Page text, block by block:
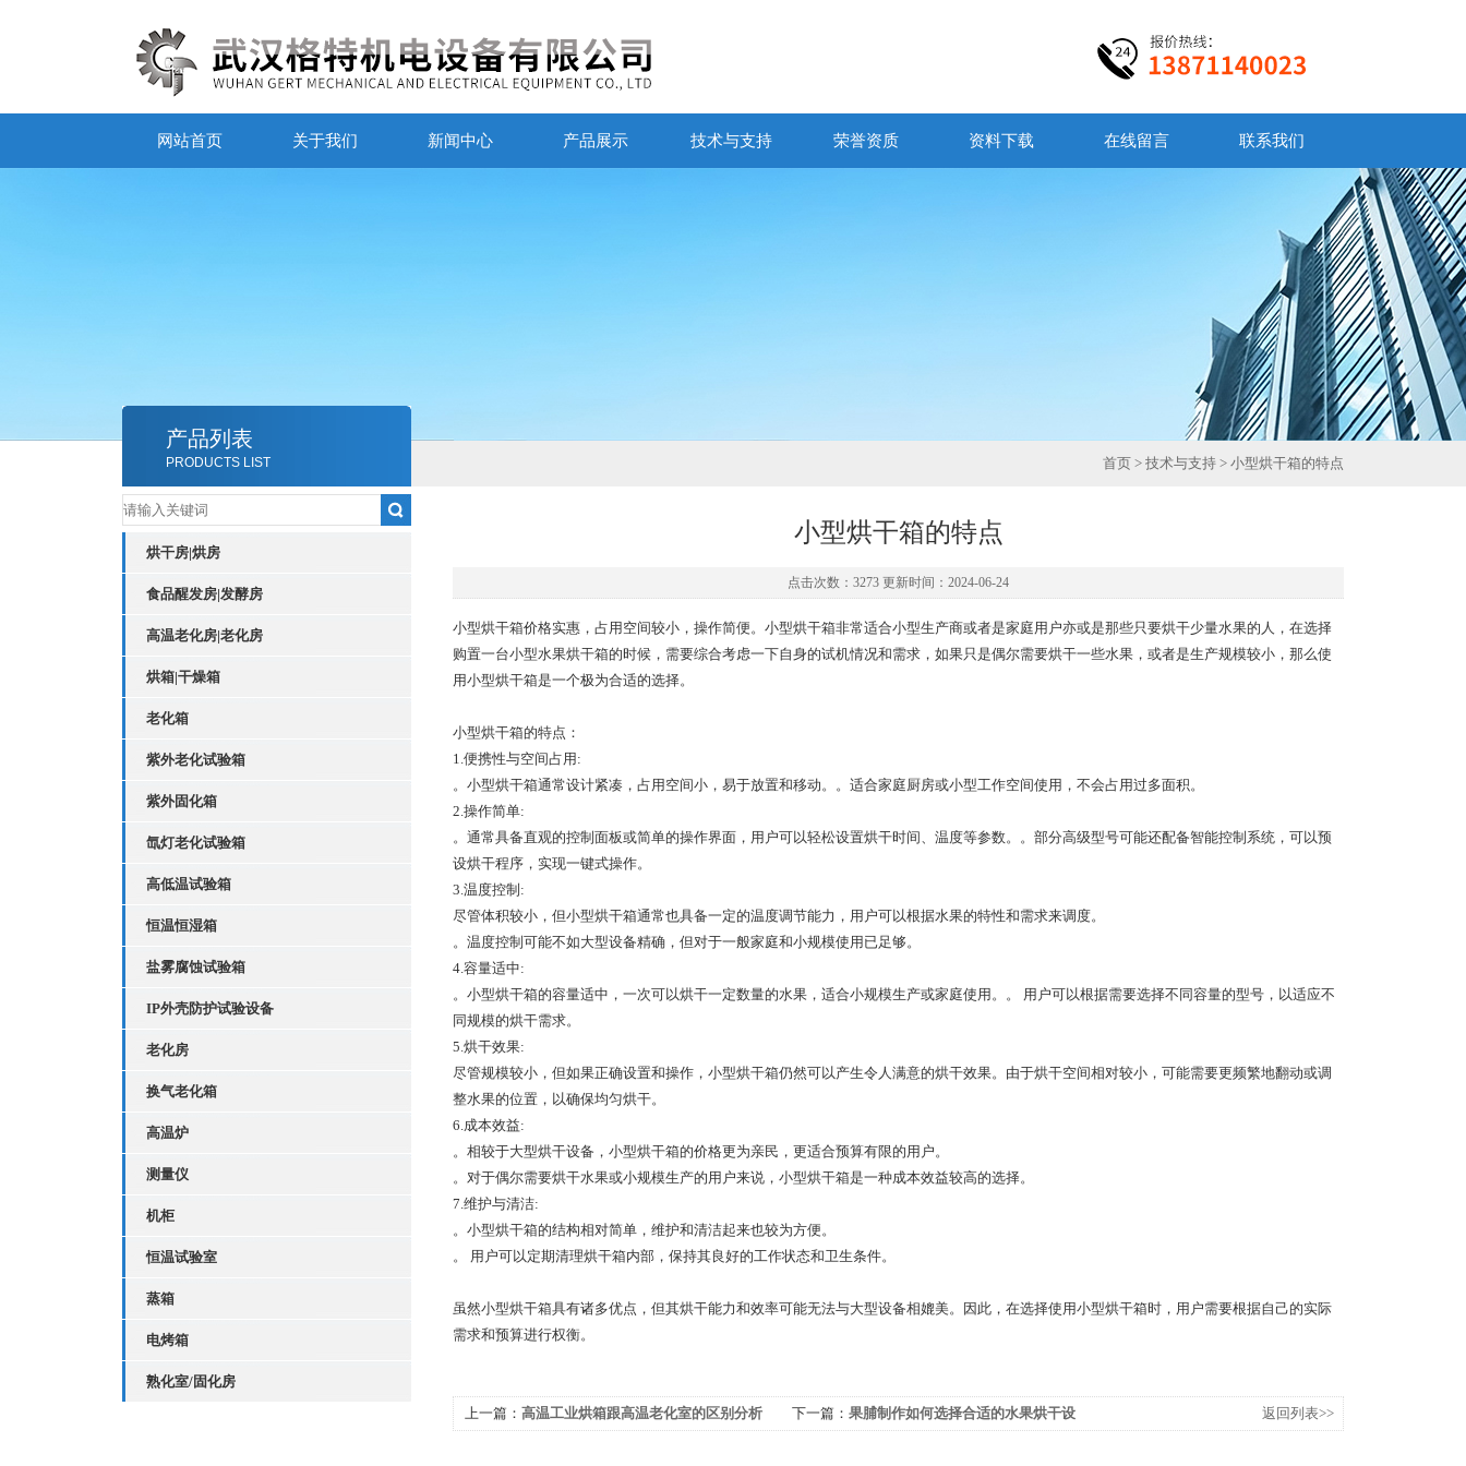
网站首页 关于我们 新闻中心 产品展示 技术与支持 荣誉资质 资料下载 在线留言 联系我们
产品列表
PRODUCTS LIST
烘干房|烘房
食品醒发房|发酵房
高温老化房|老化房
烘箱|干燥箱
老化箱
紫外老化试验箱
紫外固化箱
氙灯老化试验箱
高低温试验箱
恒温恒湿箱
盐雾腐蚀试验箱
IP外壳防护试验设备
老化房
换气老化箱
高温炉
测量仪
机柜
恒温试验室
蒸箱
电烤箱
熟化室/固化房
首页 > 技术与支持 > 小型烘干箱的特点
小型烘干箱的特点
点击次数：3273 更新时间：2024-06-24
小型烘干箱价格实惠，占用空间较小，操作简便。小型烘干箱非常适合小型生产商或者是家庭用户亦或是那些只要烘干少量水果的人，在选择
购置一台小型水果烘干箱的时候，需要综合考虑一下自身的试机情况和需求，如果只是偶尔需要烘干一些水果，或者是生产规模较小，那么使
用小型烘干箱是一个极为合适的选择。
小型烘干箱的特点：
1.便携性与空间占用:
。小型烘干箱通常设计紧凑，占用空间小，易于放置和移动。。适合家庭厨房或小型工作空间使用，不会占用过多面积。
2.操作简单:
。通常具备直观的控制面板或简单的操作界面，用户可以轻松设置烘干时间、温度等参数。。部分高级型号可能还配备智能控制系统，可以预
设烘干程序，实现一键式操作。
3.温度控制:
尽管体积较小，但小型烘干箱通常也具备一定的温度调节能力，用户可以根据水果的特性和需求来调度。
。温度控制可能不如大型设备精确，但对于一般家庭和小规模使用已足够。
4.容量适中:
。小型烘干箱的容量适中，一次可以烘干一定数量的水果，适合小规模生产或家庭使用。。 用户可以根据需要选择不同容量的型号，以适应不
同规模的烘干需求。
5.烘干效果:
尽管规模较小，但如果正确设置和操作，小型烘干箱仍然可以产生令人满意的烘干效果。由于烘干空间相对较小，可能需要更频繁地翻动或调
整水果的位置，以确保均匀烘干。
6.成本效益:
。相较于大型烘干设备，小型烘干箱的价格更为亲民，更适合预算有限的用户。
。对于偶尔需要烘干水果或小规模生产的用户来说，小型烘干箱是一种成本效益较高的选择。
7.维护与清洁:
。小型烘干箱的结构相对简单，维护和清洁起来也较为方便。
。 用户可以定期清理烘干箱内部，保持其良好的工作状态和卫生条件。
虽然小型烘干箱具有诸多优点，但其烘干能力和效率可能无法与大型设备相媲美。因此，在选择使用小型烘干箱时，用户需要根据自己的实际
需求和预算进行权衡。
上一篇： 高温工业烘箱跟高温老化室的区别分析 下一篇： 果脯制作如何选择合适的水果烘干设
返回列表>>